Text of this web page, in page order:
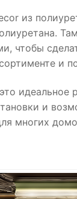
из
чтобы
и
идеальное
и
многих